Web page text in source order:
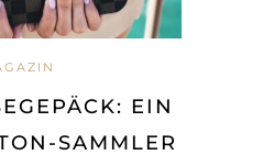
EIN
SAMMLER